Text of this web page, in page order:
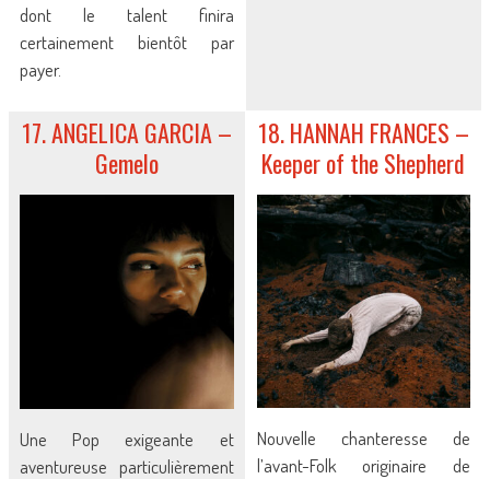
dont le talent finira
certainement bientôt par
payer.
17. ANGELICA GARCIA –
Gemelo
Une Pop exigeante et
aventureuse particulièrement
18. HANNAH FRANCES –
Keeper of the Shepherd
Nouvelle chanteresse de
l’avant-Folk originaire de